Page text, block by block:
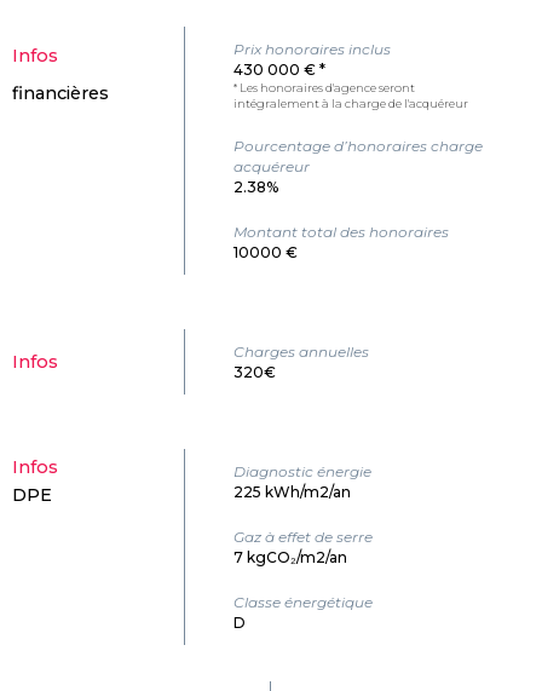
Infos
financières
Prix honoraires inclus
430 000 € *
* Les honoraires d'agence seront
intégralement à la charge de l'acquéreur
Pourcentage d’honoraires charge
acquéreur
2.38%
Montant total des honoraires
10000 €
Infos
Charges annuelles
320€
Infos
DPE
Diagnostic énergie
225 kWh/m2/an
Gaz à effet de serre
7 kgCO₂/m2/an
Classe énergétique
D